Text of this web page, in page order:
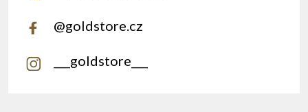
@goldstore.cz
___goldstore___